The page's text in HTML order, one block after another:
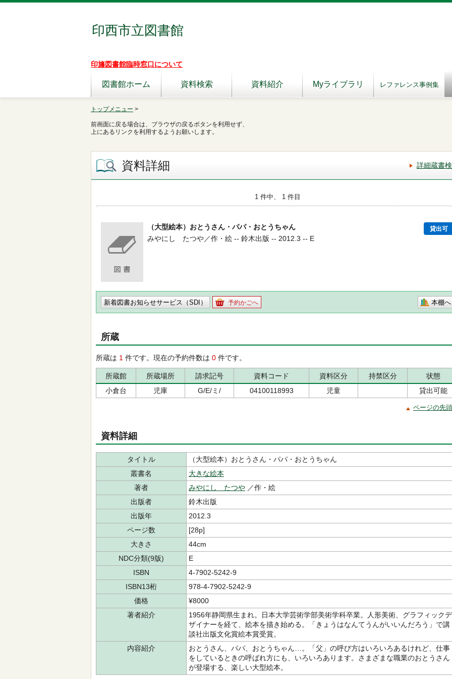
印西市立図書館
印旛図書館臨時窓口について
図書館ホーム 資料検索 資料紹介 Myライブラリ レファレンス事例集
トップメニュー >
前画面に戻る場合は、ブラウザの戻るボタンを利用せず、
上にあるリンクを利用するようお願いします。
資料詳細 詳細蔵書
1 件中、 1 件目
（大型絵本）おとうさん・パパ・おとうちゃん 貸出可
みやにし たつや／作・絵 -- 鈴木出版 -- 2012.3 -- E
新着図書お知らせサービス（SDI） 予約かごへ 本棚へ
所蔵
所蔵は 1 件です。現在の予約件数は 0 件です。
所蔵館 所蔵場所 請求記号 資料コード 資料区分 持禁区分
状態
小倉台
児庫 G/E/ミ/ 04100118993 児童 貸出可能
ページの先
資料詳細
タイトル
（大型絵本）おとうさん・パパ・おとうちゃん
叢書名
大きな絵本
著者
みやにし たつや ／作・絵
出版者
鈴木出版
出版年
2012.3
ページ数
[28p]
大きさ
44cm
NDC分類(9版)
E
ISBN
4-7902-5242-9
ISBN13桁
978-4-7902-5242-9
価格
¥8000
著者紹介
1956年静岡県生まれ。日本大学芸術学部美術学科卒業。人形美術、グラフィックデ
ザイナーを経て、絵本を描き始める。「きょうはなんてうんがいいんだろう」で講
談社出版文化賞絵本賞受賞。
内容紹介
おとうさん、パパ、おとうちゃん…。「父」の呼び方はいろいろあるけれど、仕事
をしているときの呼ばれ方にも、いろいろあります。さまざまな職業のおとうさん
が登場する、楽しい大型絵本。